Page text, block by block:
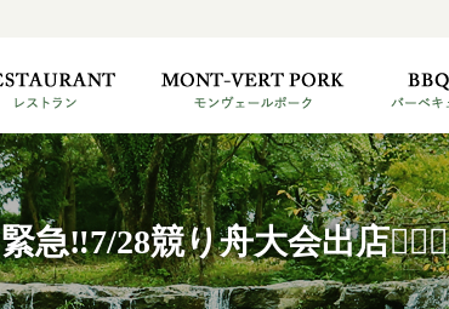
緊急‼︎7/28競り舟大会出店🚣‍♂️✨